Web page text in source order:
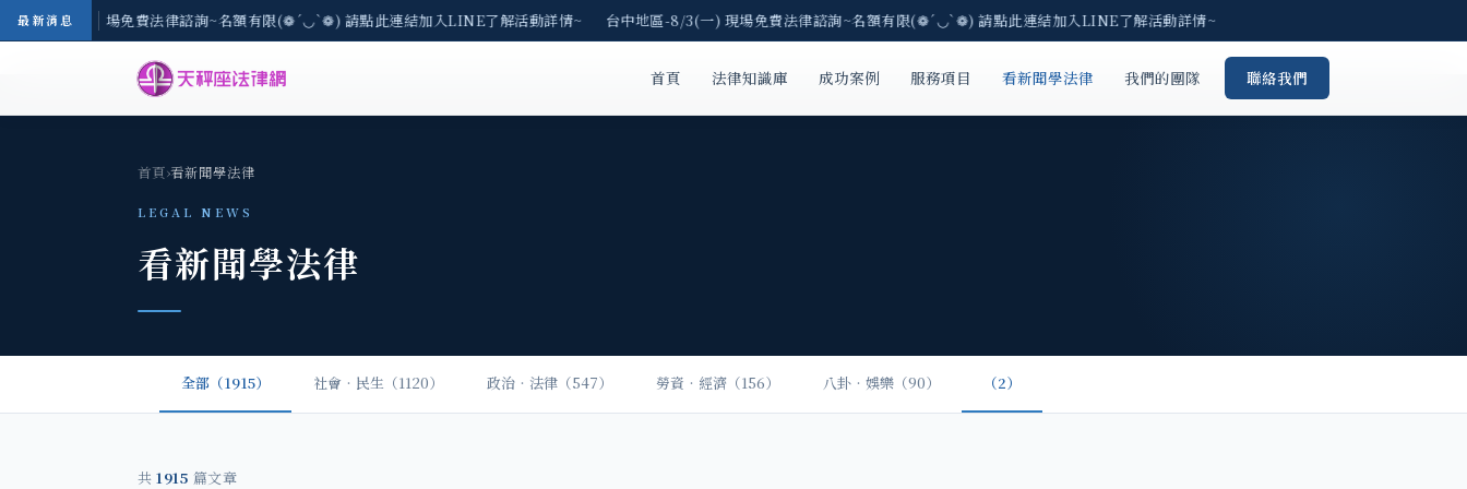
最新消息
區-8/3(一) 現場免費法律諮詢~名額有限(❁´◡`❁) 請點此連結加入LINE了解活動詳情~ 台中地區-8/3(一) 現場免費法律諮詢~名額有限(❁´◡`❁) 請點此連結加入LINE了解活動詳情~
首頁 法律知識庫 成功案例 服務項目 看新聞學法律 我們的團隊 聯絡我們
首頁›看新聞學法律
LEGAL NEWS
看新聞學法律
全部（1915） 社會‧民生（1120） 政治‧法律（547） 勞資‧經濟（156） 八卦‧娛樂（90） （2）
共 1915 篇文章